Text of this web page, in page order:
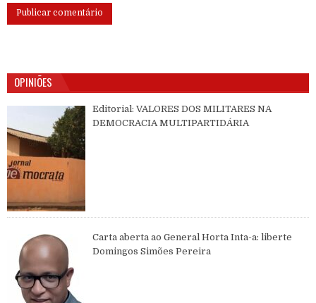
OPINIÕES
Editorial: VALORES DOS MILITARES NA
DEMOCRACIA MULTIPARTIDÁRIA
Carta aberta ao General Horta Inta-a: liberte
Domingos Simões Pereira